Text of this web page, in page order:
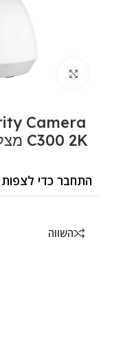
לחצו להגדלה
Camera
C300 2K מצלמת אבטחה יבואן רשמי
התחבר כדי לצפות
השווה